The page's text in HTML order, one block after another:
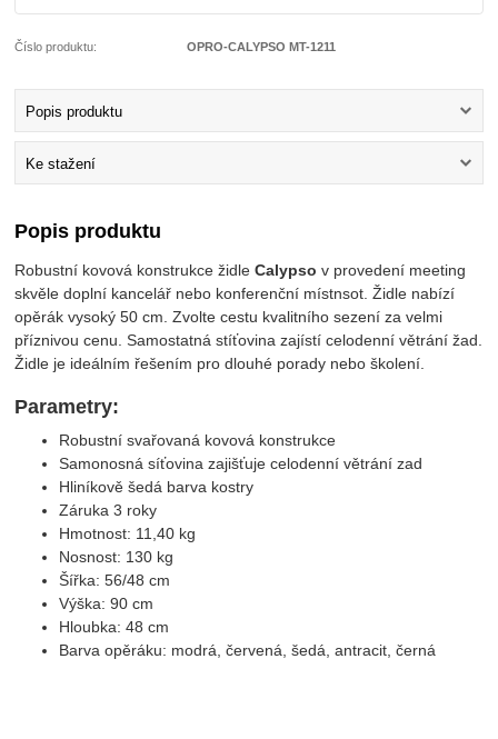
Číslo produktu: OPRO-CALYPSO MT-1211
Popis produktu
Ke stažení
Popis produktu
Robustní kovová konstrukce židleCalypso v provedení meeting
skvěle doplní kancelář nebo konferenční místnsot. Židle nabízí
opěrák vysoký 50 cm. Zvolte cestu kvalitního sezení za velmi
příznivou cenu. Samostatná stíťovina zajístí celodenní větrání žad.
Židle je ideálním řešením pro dlouhé porady nebo školení.
Parametry:
Robustní svařovaná kovová konstrukce
Samonosná síťovina zajišťuje celodenní větrání zad
Hliníkově šedá barva kostry
Záruka 3 roky
Hmotnost: 11,40 kg
Nosnost: 130 kg
Šířka: 56/48 cm
Výška: 90 cm
Hloubka: 48 cm
Barva opěráku: modrá, červená, šedá, antracit, černá